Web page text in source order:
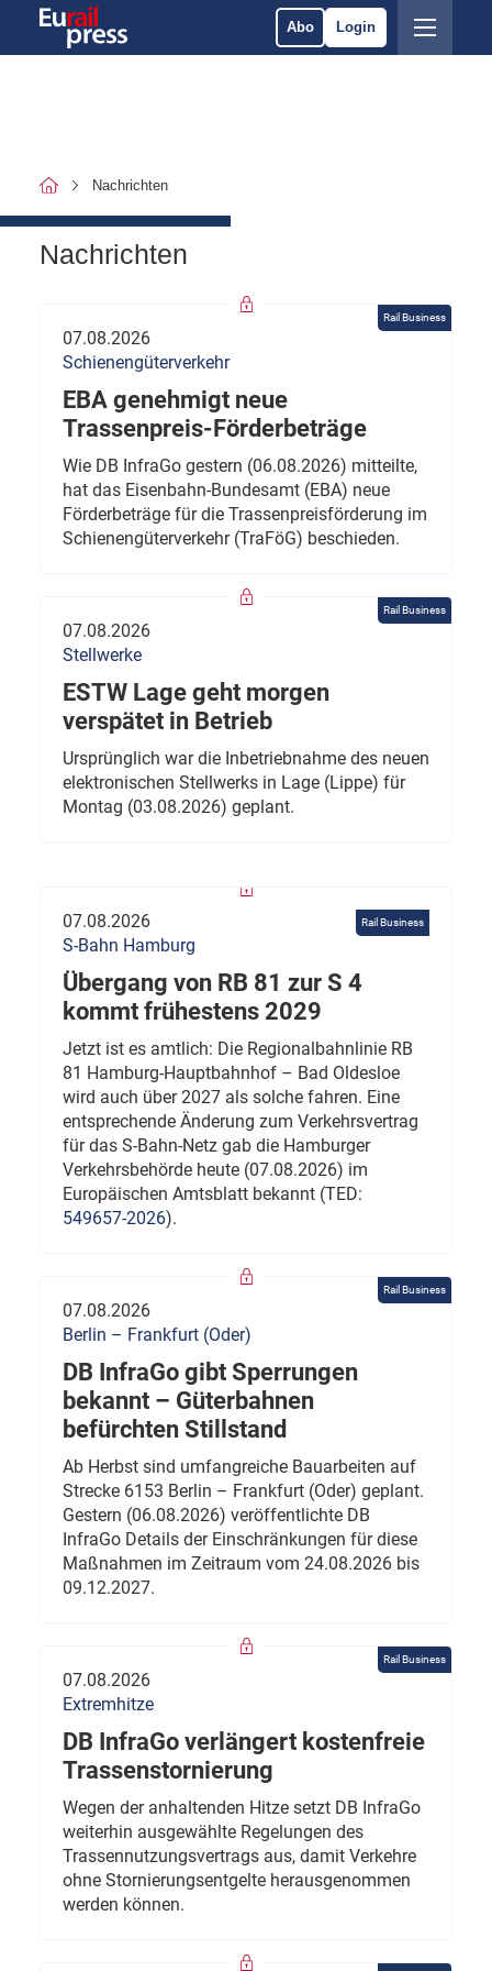
Abo Login
Nachrichten
Nachrichten
Rail Business
07.08.2026
Schienengüterverkehr
EBA genehmigt neue
Trassenpreis-Förderbeträge
Wie DB InfraGo gestern (06.08.2026) mitteilte,
hat das Eisenbahn-Bundesamt (EBA) neue
Förderbeträge für die Trassenpreisförderung im
Schienengüterverkehr (TraFöG) beschieden.
Rail Business
07.08.2026
Stellwerke
ESTW Lage geht morgen
verspätet in Betrieb
Ursprünglich war die Inbetriebnahme des neuen
elektronischen Stellwerks in Lage (Lippe) für
Montag (03.08.2026) geplant.
Rail Business
07.08.2026
S-Bahn Hamburg
Übergang von RB 81 zur S 4
kommt frühestens 2029
Jetzt ist es amtlich: Die Regionalbahnlinie RB
81 Hamburg-Hauptbahnhof – Bad Oldesloe
wird auch über 2027 als solche fahren. Eine
entsprechende Änderung zum Verkehrsvertrag
für das S-Bahn-Netz gab die Hamburger
Verkehrsbehörde heute (07.08.2026) im
Europäischen Amtsblatt bekannt (TED:
549657-2026).
Rail Business
07.08.2026
Berlin – Frankfurt (Oder)
DB InfraGo gibt Sperrungen
bekannt – Güterbahnen
befürchten Stillstand
Ab Herbst sind umfangreiche Bauarbeiten auf
Strecke 6153 Berlin – Frankfurt (Oder) geplant.
Gestern (06.08.2026) veröffentlichte DB
InfraGo Details der Einschränkungen für diese
Maßnahmen im Zeitraum vom 24.08.2026 bis
09.12.2027.
Rail Business
07.08.2026
Extremhitze
DB InfraGo verlängert kostenfreie
Trassenstornierung
Wegen der anhaltenden Hitze setzt DB InfraGo
weiterhin ausgewählte Regelungen des
Trassennutzungsvertrags aus, damit Verkehre
ohne Stornierungsentgelte herausgenommen
werden können.